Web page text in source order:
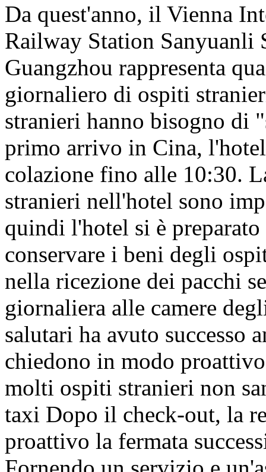
Da quest'anno, il Vienna
Railway Station Sanyuanli
Guangzhou rappresenta
giornaliero di ospiti
stranieri hanno bisogno di
primo arrivo in Cina,
colazione fino alle 10:30.
stranieri nell'hotel sono
quindi l'hotel si è preparato
conservare i beni degli
nella ricezione dei pacchi
giornaliera alle camere
salutari ha avuto successo
chiedono in modo
molti ospiti stranieri non
taxi Dopo il check-out, la
proattivo la fermata